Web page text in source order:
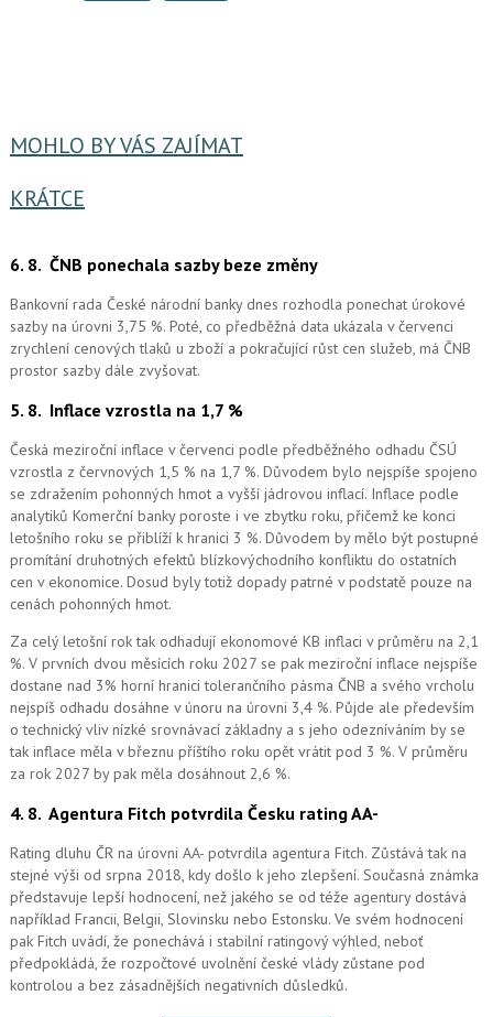
MOHLO BY VÁS ZAJÍMAT
KRÁTCE
6. 8. ČNB ponechala sazby beze změny
Bankovní rada České národní banky dnes rozhodla ponechat úrokové
sazby na úrovni 3,75 %. Poté, co předběžná data ukázala v červenci
zrychlení cenových tlaků u zboží a pokračující růst cen služeb, má ČNB
prostor sazby dále zvyšovat.
5. 8. Inflace vzrostla na 1,7 %
Česká meziroční inflace v červenci podle předběžného odhadu ČSÚ
vzrostla z červnových 1,5 % na 1,7 %. Důvodem bylo nejspíše spojeno
se zdražením pohonných hmot a vyšší jádrovou inflací. Inflace podle
analytiků Komerční banky poroste i ve zbytku roku, přičemž ke konci
letošního roku se přiblíží k hranici 3 %. Důvodem by mělo být postupné
promítání druhotných efektů blízkovýchodního konfliktu do ostatních
cen v ekonomice. Dosud byly totiž dopady patrné v podstatě pouze na
cenách pohonných hmot.
Za celý letošní rok tak odhadují ekonomové KB inflaci v průměru na 2,1
%. V prvních dvou měsících roku 2027 se pak meziroční inflace nejspíše
dostane nad 3% horní hranici tolerančního pásma ČNB a svého vrcholu
nejspíš odhadu dosáhne v únoru na úrovni 3,4 %. Půjde ale především
o technický vliv nízké srovnávací základny a s jeho odezníváním by se
tak inflace měla v březnu příštího roku opět vrátit pod 3 %. V průměru
za rok 2027 by pak měla dosáhnout 2,6 %.
4. 8. Agentura Fitch potvrdila Česku rating AA-
Rating dluhu ČR na úrovni AA- potvrdila agentura Fitch. Zůstává tak na
stejné výši od srpna 2018, kdy došlo k jeho zlepšení. Současná známka
představuje lepší hodnocení, než jakého se od téže agentury dostává
například Francii, Belgii, Slovinsku nebo Estonsku. Ve svém hodnocení
pak Fitch uvádí, že ponechává i stabilní ratingový výhled, neboť
předpokládá, že rozpočtové uvolnění české vlády zůstane pod
kontrolou a bez zásadnějších negativních důsledků.